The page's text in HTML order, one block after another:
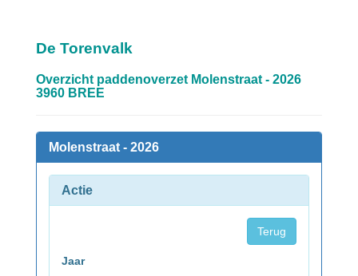
De Torenvalk
Overzicht paddenoverzet Molenstraat - 2026
3960 BREE
Molenstraat - 2026
Actie
Terug
Jaar